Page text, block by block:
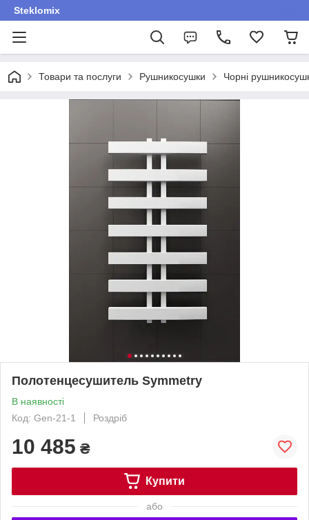
Steklomix
Товари та послуги Рушникосушки Чорні
Полотенцесушитель Symmetry
В наявності
Код: Gen-21-1
Роздріб
10 485 ₴
Купити
або